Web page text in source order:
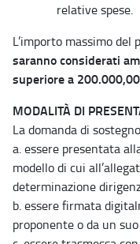
relative spese.
L’importo massimo
saranno considerati
superiore a
MODALITÀ DI
La domanda di
a. essere presentata
modello di cui
determinazione
b. essere firmata
proponente o da un